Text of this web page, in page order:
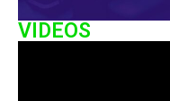
VIDEOS